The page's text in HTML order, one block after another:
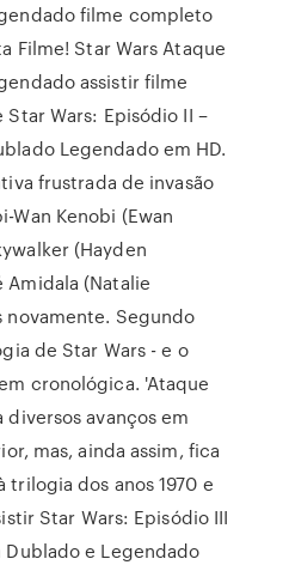
filme completo
Filme! Star Wars Ataque
assistir filme
Wars: Episódio II –
Legendado em HD.
frustrada de invasão
Wan Kenobi (Ewan
(Hayden
Amidala (Natalie
novamente. Segundo
de Star Wars - e o
cronológica. 'Ataque
avanços em
mas, ainda assim, fica
dos anos 1970 e
Star Wars: Episódio III
Dublado e Legendado